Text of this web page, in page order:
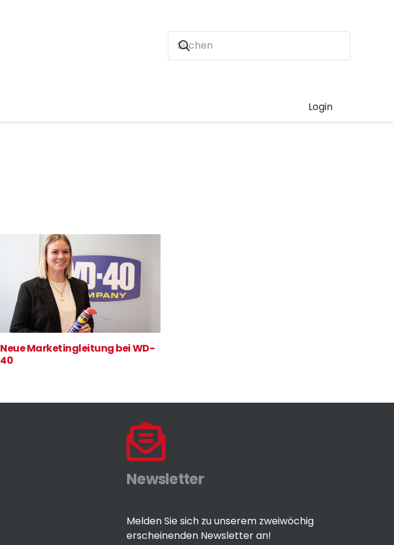
Login
Neue Marketingleitung bei WD-
40
Newsletter
Melden Sie sich zu unserem zweiwöchig
erscheinenden Newsletter an!